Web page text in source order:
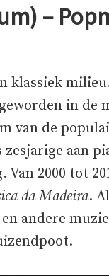
–
klassiek
in de
van de
aan
2000 tot
da Madeira.
andere